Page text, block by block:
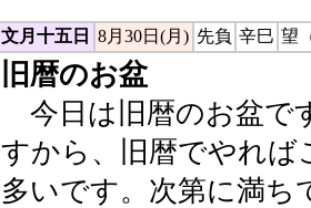
文月十五日 8月30日(月) 先負 辛巳 望
旧暦のお盆
今日は旧暦のお盆で
すから、旧暦でやれば
多いです。次第に満ち